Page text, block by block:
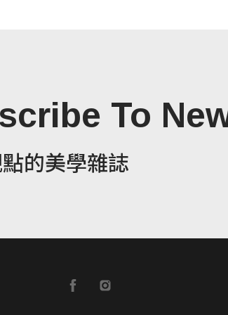
To
的美學雜誌